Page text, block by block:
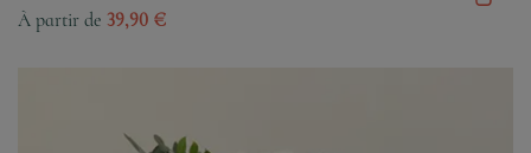
À partir de 39,90 €